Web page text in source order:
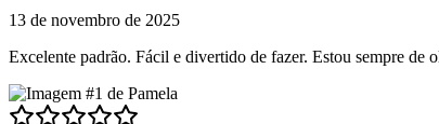
13 de novembro de 2025
Excelente padrão. Fácil e divertido de fazer. Estou sempre de